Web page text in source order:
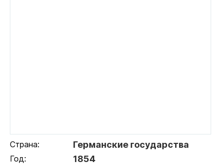
Страна: Германские государства
Год: 1854